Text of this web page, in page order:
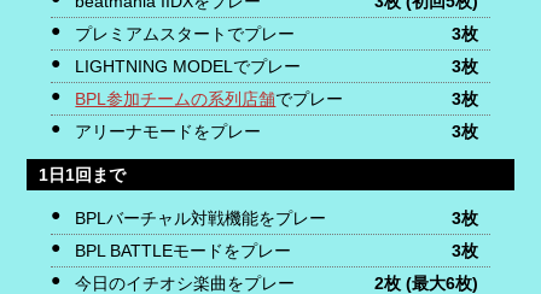
プレミアムスタートでプレー
3枚
LIGHTNING MODELでプレー
3枚
BPL参加チームの系列店舗でプレー
3枚
アリーナモードをプレー
3枚
1日1回まで
BPLバーチャル対戦機能をプレー
3枚
BPL BATTLEモードをプレー
3枚
今日のイチオシ楽曲をプレー
2枚 (最大6枚)